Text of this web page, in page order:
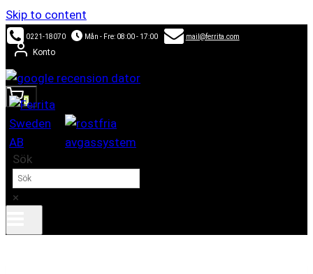
Skip to content
0221-18070 Mån - Fre: 08:00 - 17:00 mail@ferrita.com
Konto
0
Sök
×